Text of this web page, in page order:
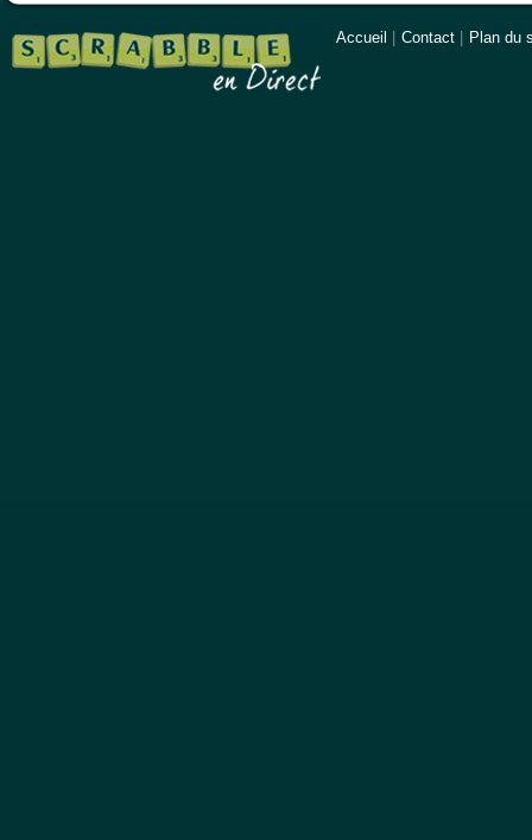
Accueil Contact Plan du